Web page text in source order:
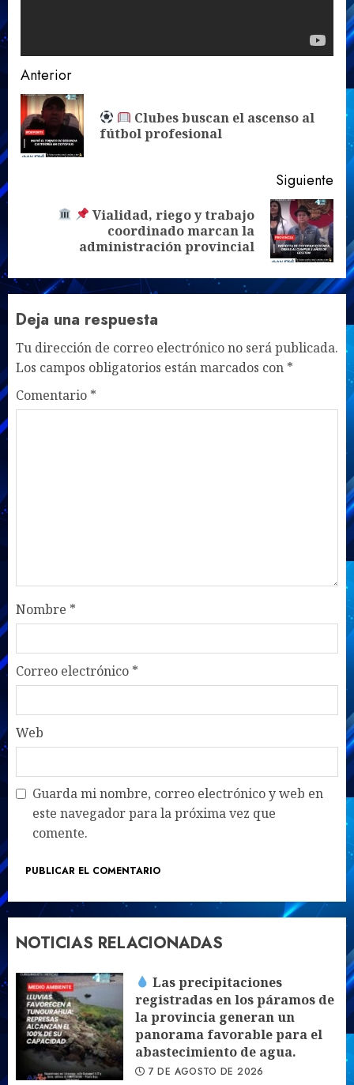
Sigue
leyendo
Anterior
Clubes buscan el ascenso al
fútbol profesional
Siguiente
Siguiente
Vialidad, riego y trabajo
coordinado marcan la
administración provincial
Deja una respuesta
Tu dirección de correo electrónico no será publicada.
Los campos obligatorios están marcados con *
Comentario *
Nombre *
Correo electrónico *
Web
Guarda mi nombre, correo electrónico y web en
este navegador para la próxima vez que
comente.
NOTICIAS RELACIONADAS
Las precipitaciones
registradas en los páramos de
la provincia generan un
panorama favorable para el
abastecimiento de agua.
7 DE AGOSTO DE 2026